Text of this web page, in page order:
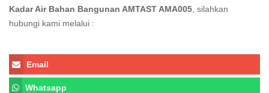
Kadar Air Bahan Bangunan AMTAST AMA005 , silahkan
hubungi kami melalui :
Email
Whatsapp